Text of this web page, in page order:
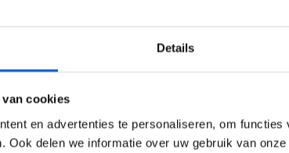
Details
van cookies
en advertenties te personaliseren, om
Ook delen we informatie over uw gebruik van
Advertentie instellingen
Toon alle alcoholische